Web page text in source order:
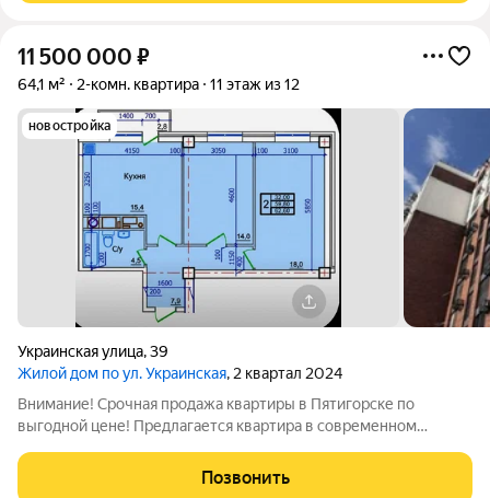
11 500 000 ₽
64,1 м² 2-комн. квартира 11 этаж из 12
новостройка
Украинская улица,39
Жилой дом по ул. Украинская, 2 квартал 2024
Внимание! Срочная продажа квартиры в Пятигорске по
выгодной цене! Предлагается квартира в современном
центре города. Дом уже сдан в 2024 году можно сразу
приступать к ремонту и переезжать.
Позвонить